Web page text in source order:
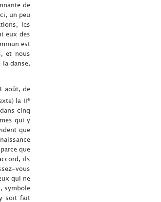
de
un peu
les
eux des
est
et nous
danse,
août, de
la IIe
cinq
qui y
que
que
ils
vous
qui ne
symbole
soit fait